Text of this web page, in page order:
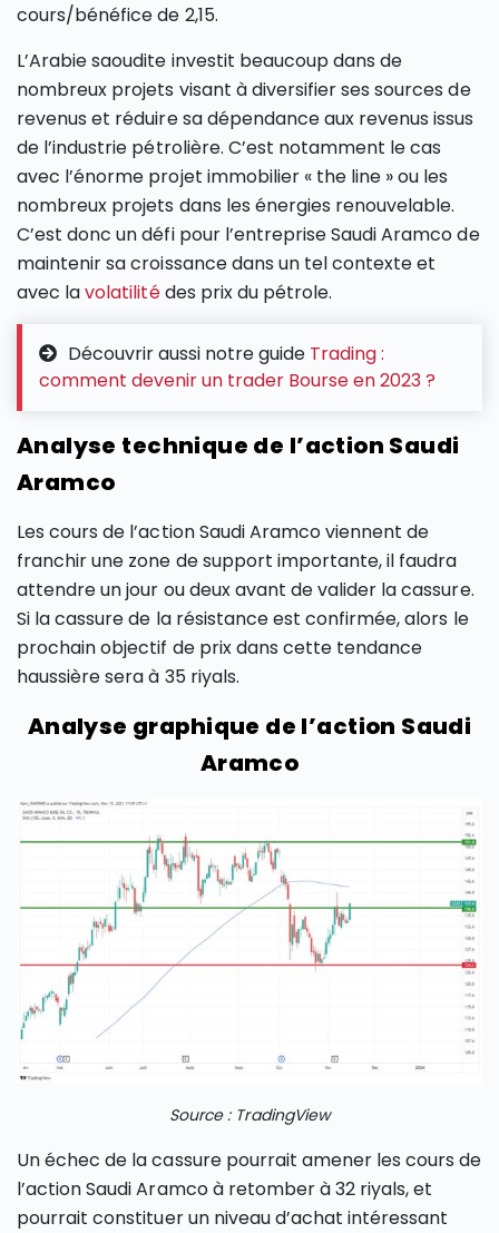
cours/bénéfice de 2,15.
L’Arabie saoudite investit beaucoup dans de
nombreux projets visant à diversifier ses sources de
revenus et réduire sa dépendance aux revenus issus
de l’industrie pétrolière. C’est notamment le cas
avec l’énorme projet immobilier « the line » ou les
nombreux projets dans les énergies renouvelable.
C’est donc un défi pour l’entreprise Saudi Aramco de
maintenir sa croissance dans un tel contexte et
avec lavolatilitédes prix du pétrole.
Découvrir aussi notre guide Trading :
comment devenir un trader Bourse en 2023 ?
Analyse technique de l’action Saudi
Aramco
Les cours de l’action Saudi Aramco viennent de
franchir une zone de support importante, il faudra
attendre un jour ou deux avant de valider la cassure.
Si la cassure de la résistance est confirmée, alors le
prochain objectif de prix dans cette tendance
haussière sera à 35 riyals.
Analyse graphique de l’action Saudi
Aramco
Source : TradingView
Un échec de la cassure pourrait amener les cours de
l’action Saudi Aramco à retomber à 32 riyals, et
pourrait constituer un niveau d’achat intéressant